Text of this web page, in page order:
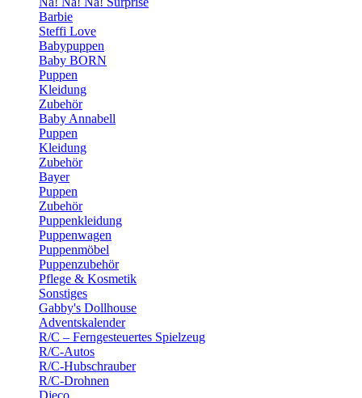
Barbie
Steffi Love
Babypuppen
Baby BORN
Puppen
Kleidung
Zubehör
Baby Annabell
Puppen
Kleidung
Zubehör
Bayer
Puppen
Zubehör
Puppenkleidung
Puppenwagen
Puppenmöbel
Puppenzubehör
Pflege & Kosmetik
Sonstiges
Gabby's Dollhouse
Adventskalender
R/C – Ferngesteuertes Spielzeug
R/C-Autos
R/C-Hubschrauber
R/C-Drohnen
Djeco